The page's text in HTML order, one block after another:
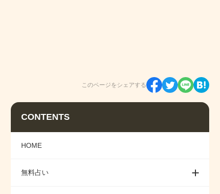
このページをシェアする
CONTENTS
HOME
無料占い